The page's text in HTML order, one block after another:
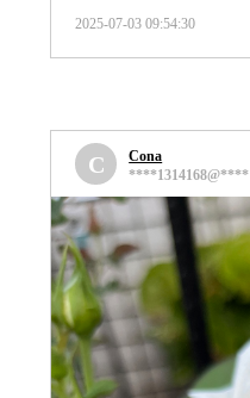
2025-07-03 09:54:30
C
Cona
****1314168@****